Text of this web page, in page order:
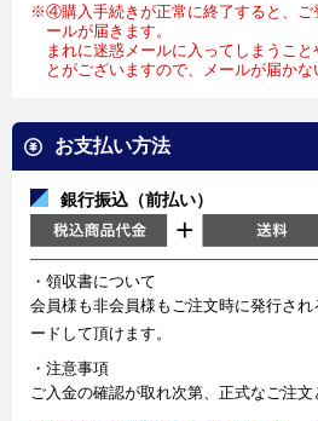
※④購入手続きが正常に終了すると、ご
ールが届きます。
まれに迷惑メールに入ってしまうこ
とがございますので、メールが届かな
お支払い方法
銀行振込（前払い）
・領収書について
会員様も非会員様もご注文時に発行さ
ードして頂けます。
・注意事項
ご入金の確認が取れ次第、正式なご注文